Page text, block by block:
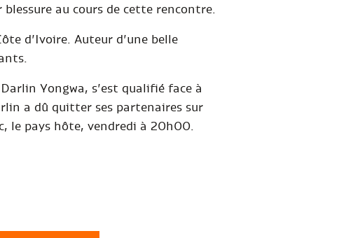
au cours de cette rencontre.
d’Ivoire. Auteur d’une belle
Yongwa, s’est qualifié face à
a dû quitter ses partenaires sur
le pays hôte, vendredi à 20h00.